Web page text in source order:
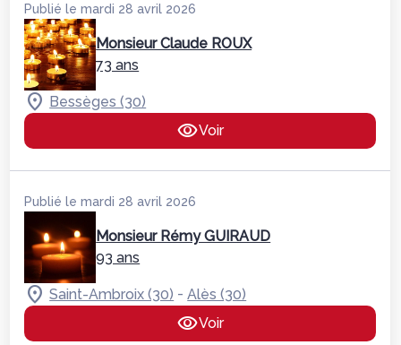
Publié le mardi 28 avril 2026
Monsieur Claude ROUX
73 ans
Bessèges (30)
Voir
Publié le mardi 28 avril 2026
Monsieur Rémy GUIRAUD
93 ans
Saint-Ambroix (30) - Alès (30)
Voir